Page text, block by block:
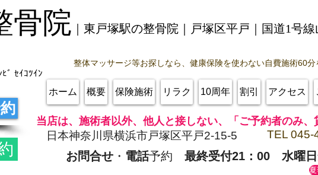
骨院 ｜東戸塚駅の整骨院｜戸塚区平戸｜ 国道1号
ホーム 概要 保険施術 リラク 10周年 割引 アクセス
ﾞ ｾｲｺﾂｲﾝ
整体マッサージ等お探しなら、健康保険を使わない自費施術60
当店は、施術者以外、他人と接しない、「ご予約者のみ
日本神奈川県横浜市戸塚区平戸2-15-5 TEL 045-
お問合せ ・ 電話予約 最終受付21：00 水曜日